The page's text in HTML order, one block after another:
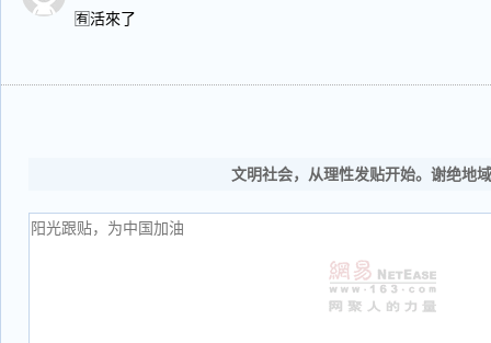
🈶活來了
文明社会，从理性发贴开始。谢绝地